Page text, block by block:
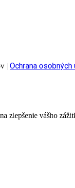
| Ochrana osobných
zlepšenie vášho